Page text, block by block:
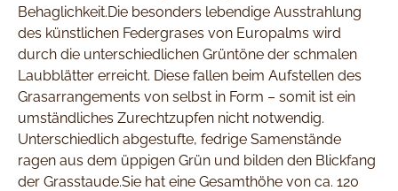
Behaglichkeit.Die besonders lebendige Ausstrahlung
des künstlichen Federgrases von Europalms wird
durch die unterschiedlichen Grüntöne der schmalen
Laubblätter erreicht. Diese fallen beim Aufstellen des
Grasarrangements von selbst in Form – somit ist ein
umständliches Zurechtzupfen nicht notwendig.
Unterschiedlich abgestufte, fedrige Samenstände
ragen aus dem üppigen Grün und bilden den Blickfang
der Grasstaude.Sie hat eine Gesamthöhe von ca. 120